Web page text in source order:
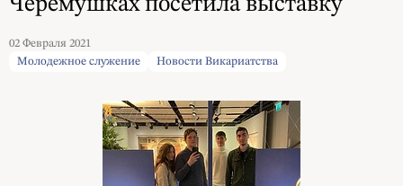
02 Февраля 2021
Молодежное служение
Новости Викариатства